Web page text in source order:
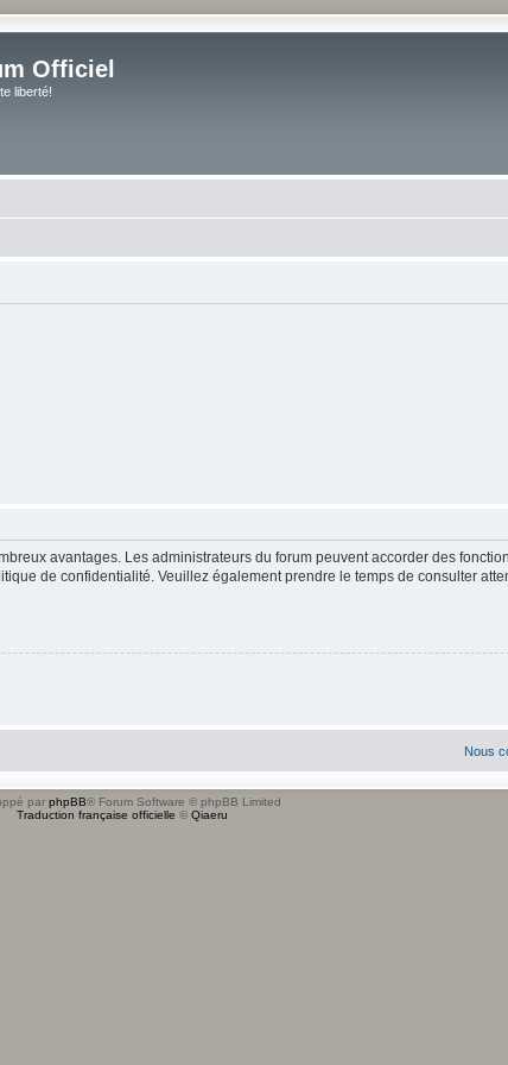
Officiel
liberté!
avantages. Les administrateurs du forum peuvent accorder des
de confidentialité. Veuillez également prendre le temps de consulter
Nous
par phpBB® Forum Software © phpBB Limited
Traduction française officielle © Qiaeru